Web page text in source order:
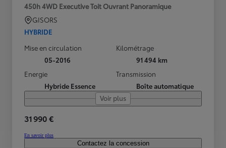
450h 4WD Executive Toit Ouvrant Panoramique
GISORS
HYBRIDE
Mise en circulation
05-2016
Kilométrage
91 494 km
Energie
Hybride Essence
Transmission
Boîte automatique
Voir plus
31 990 €
En savoir plus
Contactez la concession